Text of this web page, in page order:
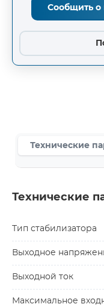
Сообщить о
Технические
Технические
Тип стабилизатора
Выходное
Выходной ток
Максимальное